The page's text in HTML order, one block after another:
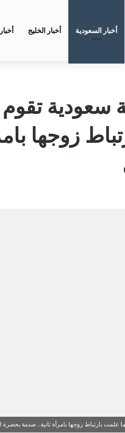
أخبار السعودية أخبار الخليج
سعودية
زوجها
علمت بارتباط زوجها بامرأة ثانية.. صدمة